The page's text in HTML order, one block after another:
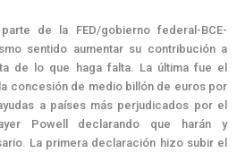
de la FED/gobierno federal-BCE-
sentido aumentar su contribución a
de lo que haga falta. La última fue el
concesión de medio billón de euros por
a países más perjudicados por el
Powell declarando que harán y
La primera declaración hizo subir el